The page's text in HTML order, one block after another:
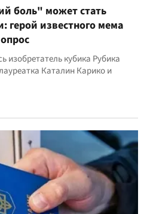
боль" может стать
герой известного мема
изобретатель кубика Рубика
Каталин Карико и